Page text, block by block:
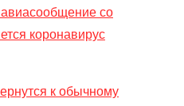
со
коронавирус
к обычному